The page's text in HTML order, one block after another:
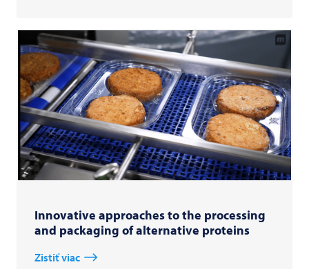
Innovative approaches to the processing
and packaging of alternative proteins
Zistiť viac